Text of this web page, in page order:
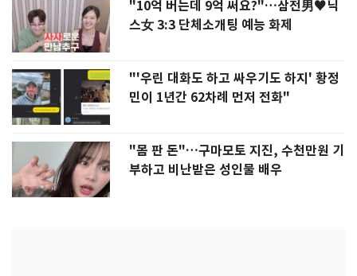
"10억 버는데 9억 써요?"…삼전男♥닉
스女 3:3 단체소개팅 예능 화제
"'우린 대화도 하고 싸우기도 하지' 황정
민이 1년간 62차례 먼저 전화"
"몸 판 돈"…구마모토 지진, 수천만원 기
부하고 비난받은 성인물 배우